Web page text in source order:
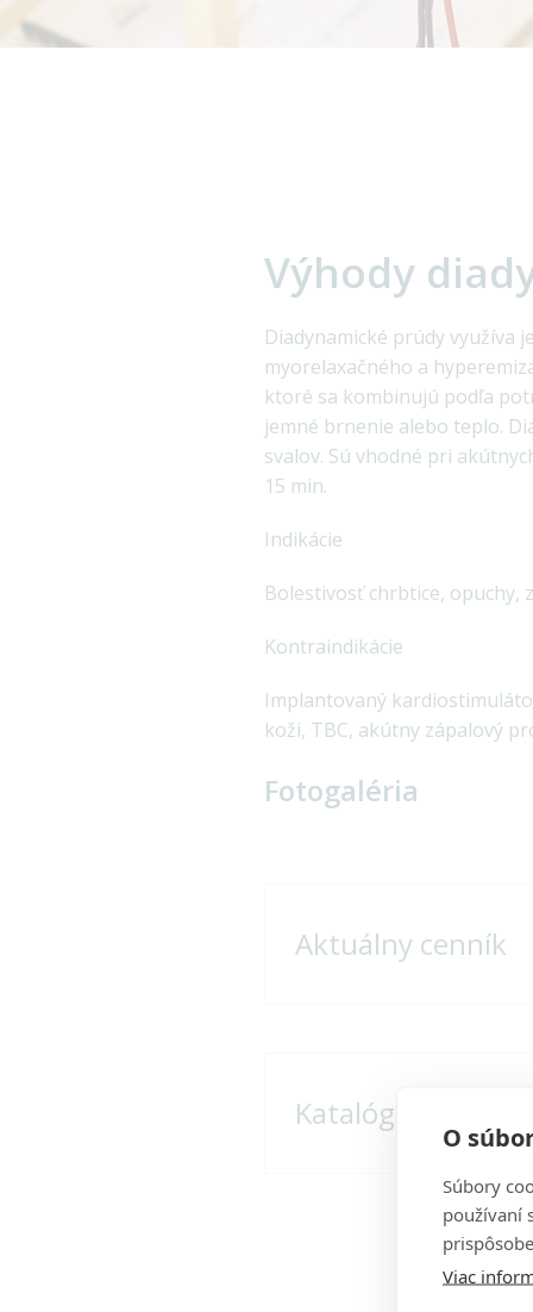
Výhody
Diadynamické prúdy využíva
myorelaxačného a
ktoré sa kombinujú podľa
jemné brnenie alebo teplo.
svalov. Sú vhodné pri
15 min.
Indikácie
Bolestivosť chrbtice, opuchy,
Kontraindikácie
Implantovaný
koži, TBC, akútny zápalový
Fotogaléria
Aktuálny cenník
Katalóg
O
Súbory
používaní
Viac